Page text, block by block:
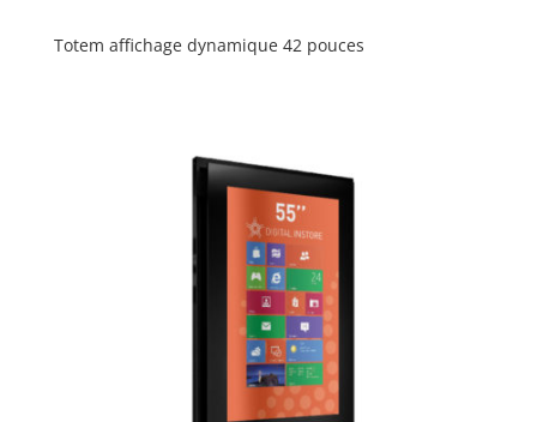
Totem affichage dynamique 42 pouces